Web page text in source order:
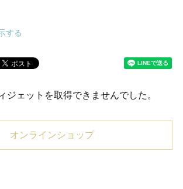
する
ジェットを取得できませんでした。
オンラインショップ